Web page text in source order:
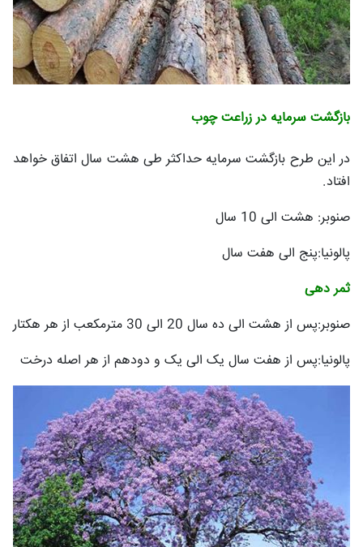
بازگشت سرمایه در زراعت چوب
در این طرح بازگشت سرمایه حداکثر طی هشت سال اتفاق خواهد
افتاد.
صنوبر: هشت الی 10 سال
پالونیا:پنج الی هفت سال
ثمر دهی
صنوبر:پس از هشت الی ده سال 20 الی 30 مترمکعب از هر هکتار
پالونیا:پس از هفت سال یک الی یک و دودهم از هر اصله درخت